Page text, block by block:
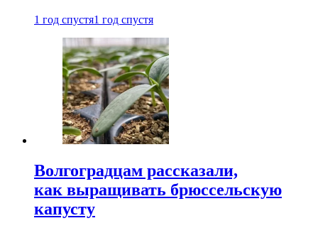
1 год спустя1 год спустя
Волгоградцам рассказали,
как выращивать брюссельскую
капусту